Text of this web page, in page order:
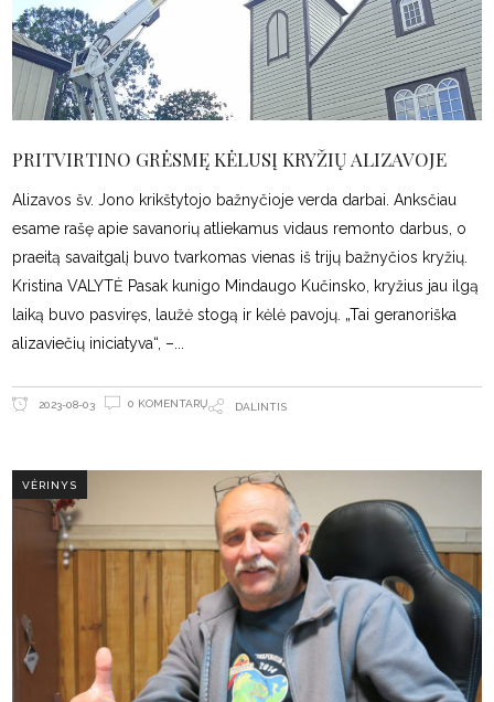
PRITVIRTINO GRĖSMĘ KĖLUSĮ KRYŽIŲ ALIZAVOJE
Alizavos šv. Jono krikštytojo bažnyčioje verda darbai. Anksčiau
esame rašę apie savanorių atliekamus vidaus remonto darbus, o
praeitą savaitgalį buvo tvarkomas vienas iš trijų bažnyčios kryžių.
Kristina VALYTĖ Pasak kunigo Mindaugo Kučinsko, kryžius jau ilgą
laiką buvo pasviręs, laužė stogą ir kėlė pavojų. „Tai geranoriška
alizaviečių iniciatyva“, –
2023-08-03 0 KOMENTARŲ DALINTIS
VĖRINYS